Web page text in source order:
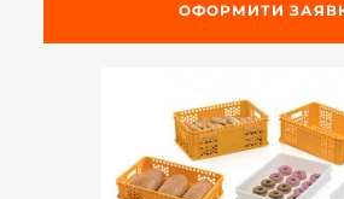
ОФОРМИТИ